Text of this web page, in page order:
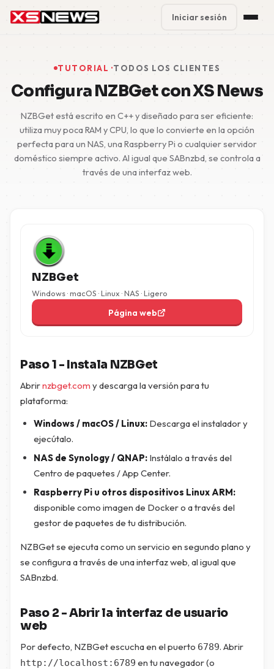
Block Accounts
Support
Contact
Iniciar sesión
TUTORIAL ·TODOS LOS CLIENTES
Configura NZBGet con XS News
NZBGet está escrito en C++ y diseñado para ser eficiente:
utiliza muy poca RAM y CPU, lo que lo convierte en la opción
perfecta para un NAS, una Raspberry Pi o cualquier servidor
doméstico siempre activo. Al igual que SABnzbd, se controla a
través de una interfaz web.
NZBGet
Windows · macOS · Linux · NAS · Ligero
Página web
Paso 1 - Instala NZBGet
Abrirnzbget.com y descarga la versión para tu
plataforma:
Windows / macOS / Linux: Descarga el instalador y
ejecútalo.
NAS de Synology / QNAP: Instálalo a través del
Centro de paquetes / App Center.
Raspberry Pi u otros dispositivos Linux ARM:
disponible como imagen de Docker o a través del
gestor de paquetes de tu distribución.
NZBGet se ejecuta como un servicio en segundo plano y
se configura a través de una interfaz web, al igual que
SABnzbd.
Paso 2 - Abrir la interfaz de usuario
web
Por defecto, NZBGet escucha en el puerto 6789. Abrir
http://localhost:6789 en tu navegador (o